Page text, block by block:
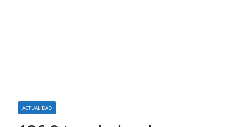
ACTUALIDAD